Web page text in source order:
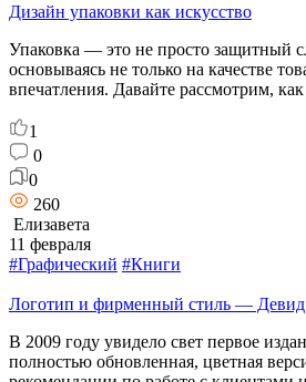
Дизайн упаковки как искусство
Упаковка — это не просто защитный
основываясь не только на качестве
впечатления. Давайте рассмотрим,
1
0
0
260
Елизавета
11 февраля
#Графический #Книги
Логотип и фирменный стиль —
В 2009 году увидело свет первое
полностью обновленная, цветная